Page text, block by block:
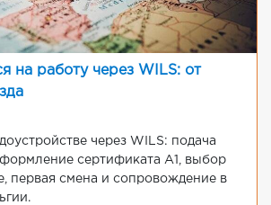
на работу через WILS: от
через WILS: подача
сертификата A1, выбор
первая смена и сопровождение в